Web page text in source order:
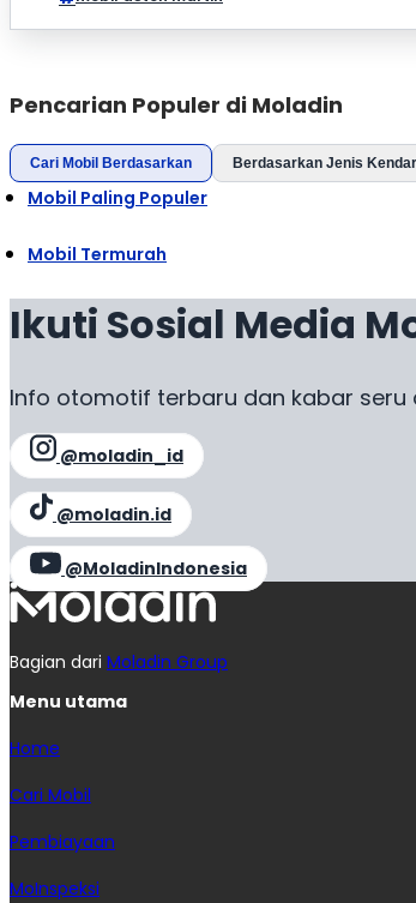
Pencarian Populer di Moladin
Cari Mobil Berdasarkan Berdasarkan Jenis
Mobil Paling Populer
Mobil Termurah
Ikuti Sosial Media
Info otomotif terbaru dan kabar seru
@moladin_id
@moladin.id
@MoladinIndonesia
Bagian dari Moladin Group
Menu utama
Home
Cari Mobil
Pembiayaan
MoInspeksi